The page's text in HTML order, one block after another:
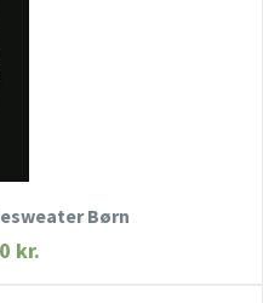
Børn
kr.